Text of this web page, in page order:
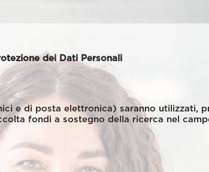
dei Dati Personali
e di posta elettronica) saranno utilizzati,
fondi a sostegno della ricerca nel